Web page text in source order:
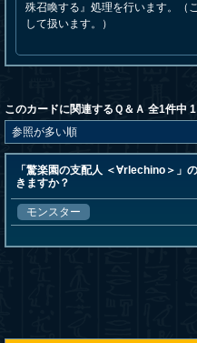
殊召喚する』処理を行います。（
して扱います。）
このカードに関連するＱ＆Ａ 全1件中
「驚楽園の支配人 ＜∀rlechino＞」
きますか？
モンスター